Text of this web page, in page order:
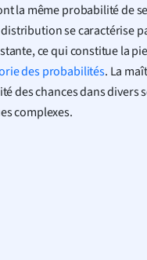
la même probabilité de
se caractérise
ce qui constitue la
des probabilités. La
des chances dans divers
complexes.